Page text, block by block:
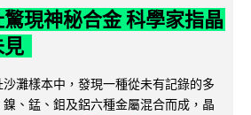
現神秘合金 科學家指晶
見
灘樣本中，發現一種從未有記錄的多
、錳、鉬及鋁六種金屬混合而成，晶